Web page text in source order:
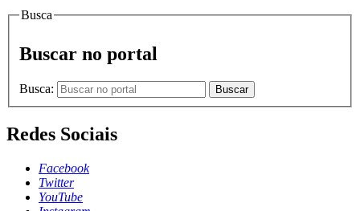
Busca
Buscar no portal
Busca: Buscar
Redes Sociais
Facebook
Twitter
YouTube